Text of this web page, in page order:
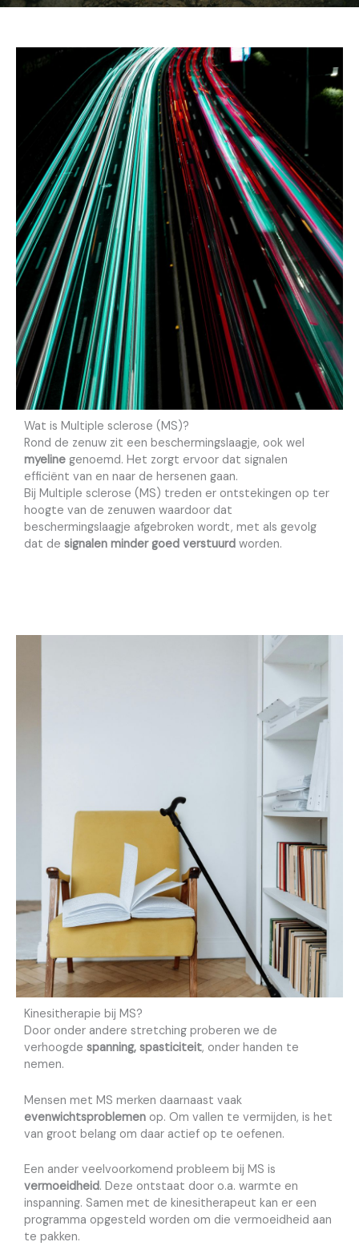
Wat is Multiple sclerose (MS)?
Rond de zenuw zit een beschermingslaagje, ook wel
myeline genoemd. Het zorgt ervoor dat signalen
efficiënt van en naar de hersenen gaan.
Bij Multiple sclerose (MS) treden er ontstekingen op ter
hoogte van de zenuwen waardoor dat
beschermingslaagje afgebroken wordt, met als gevolg
dat de signalen minder goed verstuurd worden.
Kinesitherapie bij MS?
Door onder andere stretching proberen we de
verhoogde spanning, spasticiteit, onder handen te
nemen.
Mensen met MS merken daarnaast vaak
evenwichtsproblemen op. Om vallen te vermijden, is het
van groot belang om daar actief op te oefenen.
Een ander veelvoorkomend probleem bij MS is
vermoeidheid. Deze ontstaat door o.a. warmte en
inspanning. Samen met de kinesitherapeut kan er een
programma opgesteld worden om die vermoeidheid aan
te pakken.